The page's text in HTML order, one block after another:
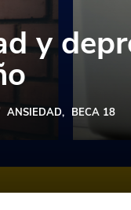
y
ANSIEDAD BECA 18